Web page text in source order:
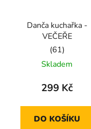
Danča kuchařka -
VEČEŘE
Průměrné
hodnocení
produktu
5,0
z
Skladem
299 Kč
DO KOŠÍKU